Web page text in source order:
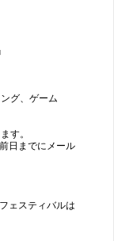
グ、ゲーム
す。
日までにメール
ェスティバルは